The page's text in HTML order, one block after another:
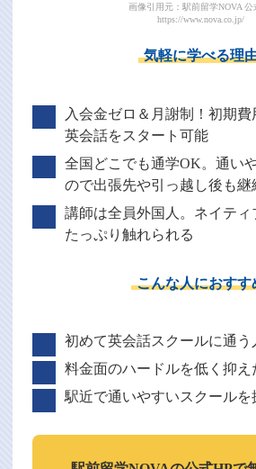
画像引用元：駅前留学NOVA 公
https://www.nova.co.jp/
気軽に学べる理
入会金ゼロ＆月謝制！初期
英会話をスタート可能
全国どこでも通学OK。通い
ので出張先や引っ越し後も継
講師は全員外国人。ネイティ
たっぷり触れられる
こんな人におすす
初めて英会話スクールに通う
料金面のハードルを低く抑え
駅近で通いやすいスクールを